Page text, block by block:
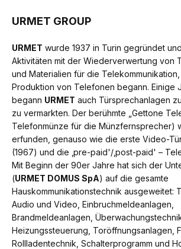
URMET GROUP
URMET wurde 1937 in Turin gegründet
Aktivitäten mit der Wiederverwertung von
und Materialien für die
Produktion von Telefonen begann. Einige
begann URMET auch Türsprechanlagen
zu vermarkten. Der berühmte „Gettone
Telefonmünze für die Münzfernsprecher)
erfunden, genauso wie die erste Video-
(1967) und die ‚pre-paid'/‚post-paid' –
Mit Beginn der 90er Jahre hat sich der
(URMET DOMUS SpA) auf die gesamte
Hauskommunikationstechnik ausgeweitet:
Audio und Video, Einbruchmeldeanlagen,
Brandmeldeanlagen,
Heizungssteuerung, Toröffnungsanlagen,
Rollladentechnik, Schalterprogramm und